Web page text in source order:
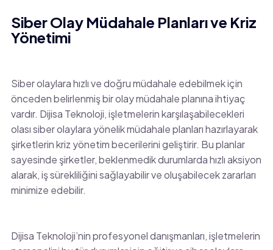
Siber Olay Müdahale Planları ve Kriz
Yönetimi
Siber olaylara hızlı ve doğru müdahale edebilmek için
önceden belirlenmiş bir olay müdahale planına ihtiyaç
vardır. Dijisa Teknoloji, işletmelerin karşılaşabilecekleri
olası siber olaylara yönelik müdahale planları hazırlayarak
şirketlerin kriz yönetim becerilerini geliştirir. Bu planlar
sayesinde şirketler, beklenmedik durumlarda hızlı aksiyon
alarak, iş sürekliliğini sağlayabilir ve oluşabilecek zararları
minimize edebilir.
Dijisa Teknoloji’nin profesyonel danışmanları, işletmelerin